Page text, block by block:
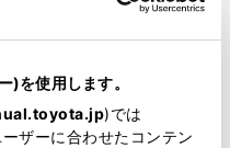
を使用します。
)では
ザーに合わせたコンテン